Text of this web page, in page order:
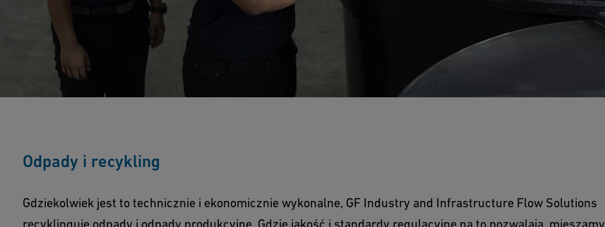
Odpady i recykling
Gdziekolwiek jest to technicznie i ekonomicznie wykonalne, GF Industry and Infrastructure Flow Solutions
recyklinguje odpady i odpady produkcyjne. Gdzie jakość i standardy regulacyjne na to pozwalają, mieszamy